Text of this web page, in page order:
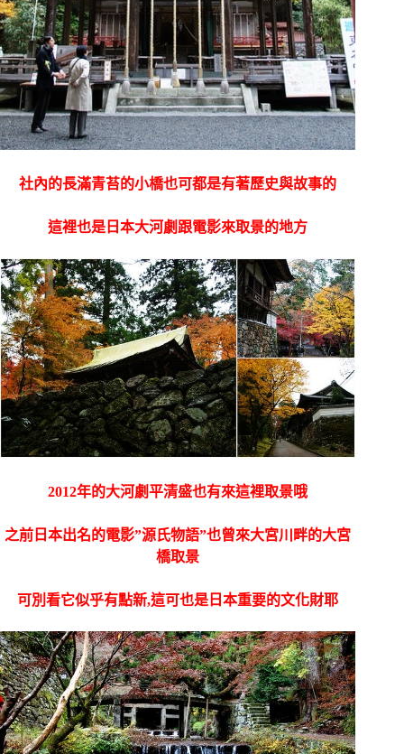
社內的長滿青苔的小橋也可都是有著歷史與故事的
這裡也是日本大河劇跟電影來取景的地方
2012年的大河劇平清盛也有來這裡取景哦
之前日本出名的電影”源氏物語”也曾來大宮川畔的大宮
橋取景
可別看它似乎有點新,這可也是日本重要的文化財耶